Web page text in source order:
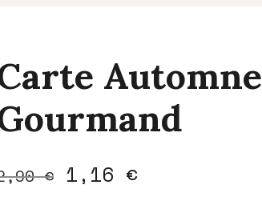
Automne
€ Le
1,16 €Le